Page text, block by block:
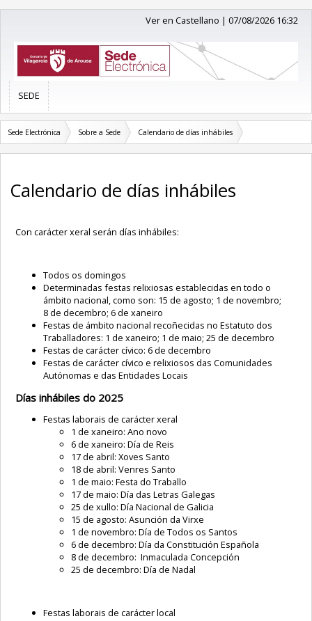
Ver en Castellano |07/08/2026 16:32
SEDE
Sede Electrónica Sobre a Sede Calendario de días inhábiles
Calendario de días inhábiles
Con carácter xeral serán días inhábiles:
Todos os domingos
Determinadas festas relixiosas establecidas en todo o
ámbito nacional, como son: 15 de agosto; 1 de novembro;
8 de decembro; 6 de xaneiro
Festas de ámbito nacional recoñecidas no Estatuto dos
Traballadores: 1 de xaneiro; 1 de maio; 25 de decembro
Festas de carácter cívico: 6 de decembro
Festas de carácter cívico e relixiosos das Comunidades
Autónomas e das Entidades Locais
Días inhábiles do 2025
Festas laborais de carácter xeral
1 de xaneiro: Ano novo
6 de xaneiro: Día de Reis
17 de abril: Xoves Santo
18 de abril: Venres Santo
1 de maio: Festa do Traballo
17 de maio: Día das Letras Galegas
25 de xullo: Día Nacional de Galicia
15 de agosto: Asunción da Virxe
1 de novembro: Día de Todos os Santos
6 de decembro: Día da Constitución Española
8 de decembro: Inmaculada Concepción
25 de decembro: Día de Nadal
Festas laborais de carácter local